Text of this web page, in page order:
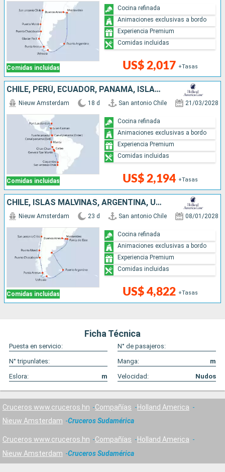
Comidas incluidas US$ 2,017 +Tasas
Cocina refinada
Animaciones exclusivas a bordo
Experiencia Premium
Comidas incluidas
CHILE, PERÚ, ECUADOR, PANAMÁ, ISLAS CAIMÁN, ESTADOS UNIDOS
Comidas incluidas
Nieuw Amsterdam 18 d San antonio Chile 21/03/2028
US$ 2,194 +Tasas
Cocina refinada
Animaciones exclusivas a bordo
Experiencia Premium
Comidas incluidas
CHILE, ISLAS MALVINAS, ARGENTINA, URUGUAY
Comidas incluidas
Nieuw Amsterdam 23 d San antonio Chile 08/01/2028
US$ 4,822 +Tasas
Cocina refinada
Animaciones exclusivas a bordo
Experiencia Premium
Comidas incluidas
Ficha Técnica
Puesta en servicio:
N° de pasajeros:
N° tripunlates:
Manga:
m
Eslora:
m Velocidad: Nudos
Cruceros www.cruceros.hn Compañías
Holland America
Nieuw Amsterdam
Cruceros Sudamérica
Cruceros www.cruceros.hn Compañías
Holland America
Nieuw Amsterdam
Cruceros Sudamérica